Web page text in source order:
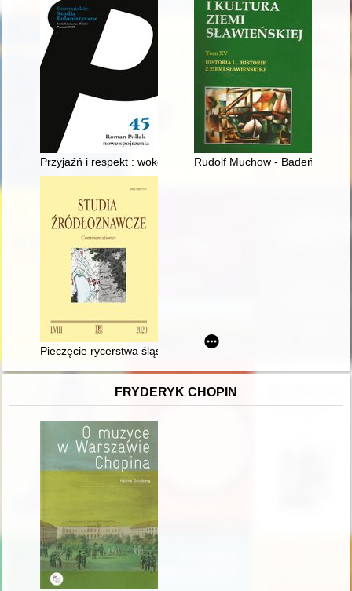
Przyjaźń i respekt : wokół korespondencji Stanisława Pigonia i
Rudolf Muchow - Badeńczyk
Pieczęcie rycerstwa śląskiego w dobie przedhusyckiej -
FRYDERYK CHOPIN